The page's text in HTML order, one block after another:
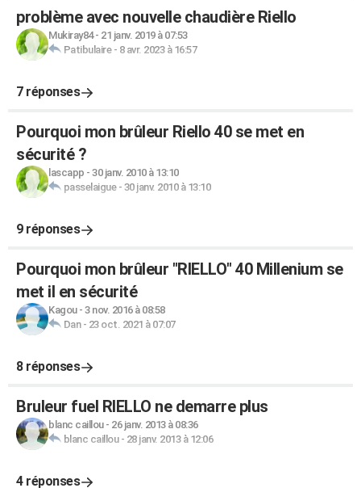
problème avec nouvelle chaudière Riello
Mukiray84- 21 janv. 2019 à 07:53
Patibulaire- 8 avr. 2023 à 16:57
7 réponses
Pourquoi mon brûleur Riello 40 se met en
sécurité ?
lascapp - 30 janv. 2010 à 13:10
passelaigue- 30 janv. 2010 à 13:10
9 réponses
Pourquoi mon brûleur "RIELLO" 40 Millenium se
met il en sécurité
Kagou- 3 nov. 2016 à 08:58
Dan- 23 oct. 2021 à 07:07
8 réponses
Bruleur fuel RIELLO ne demarre plus
blanc caillou- 26 janv. 2013 à 08:36
blanc caillou- 28 janv. 2013 à 12:06
4 réponses